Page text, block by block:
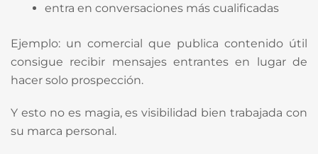
entra en conversaciones más cualificadas
Ejemplo: un comercial que publica contenido útil
consigue recibir mensajes entrantes en lugar de
hacer solo prospección.
Y esto no es magia, es visibilidad bien trabajada con
su marca personal.